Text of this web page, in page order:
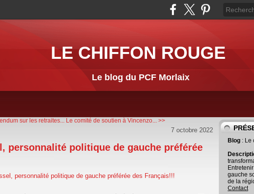
LE CHIFFON ROUGE
Le blog du PCF Morlaix
sur les retraites... Le comité de soutien à Vincenzo... >>
7 octobre 2022
personnalité politique de gauche préférée
Blog : Le
gauche
de la
Contact